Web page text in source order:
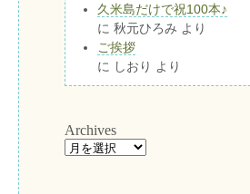
久米島だけで祝100本♪
に 秋元ひろみ より
ご挨拶
に しおり より
Archives